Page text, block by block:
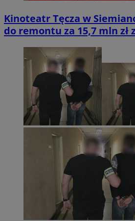
Kinoteatr Tęcza w
do remontu za 15,7 mln zł